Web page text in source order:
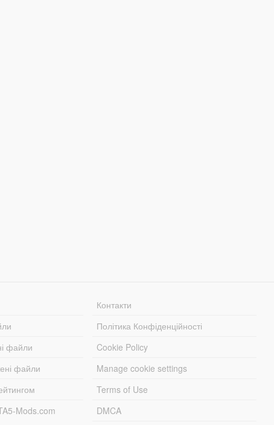
файли
файли
Mods.com
Контакти
Політика Конфіденційності
Cookie Policy
Manage cookie settings
Terms of Use
DMCA